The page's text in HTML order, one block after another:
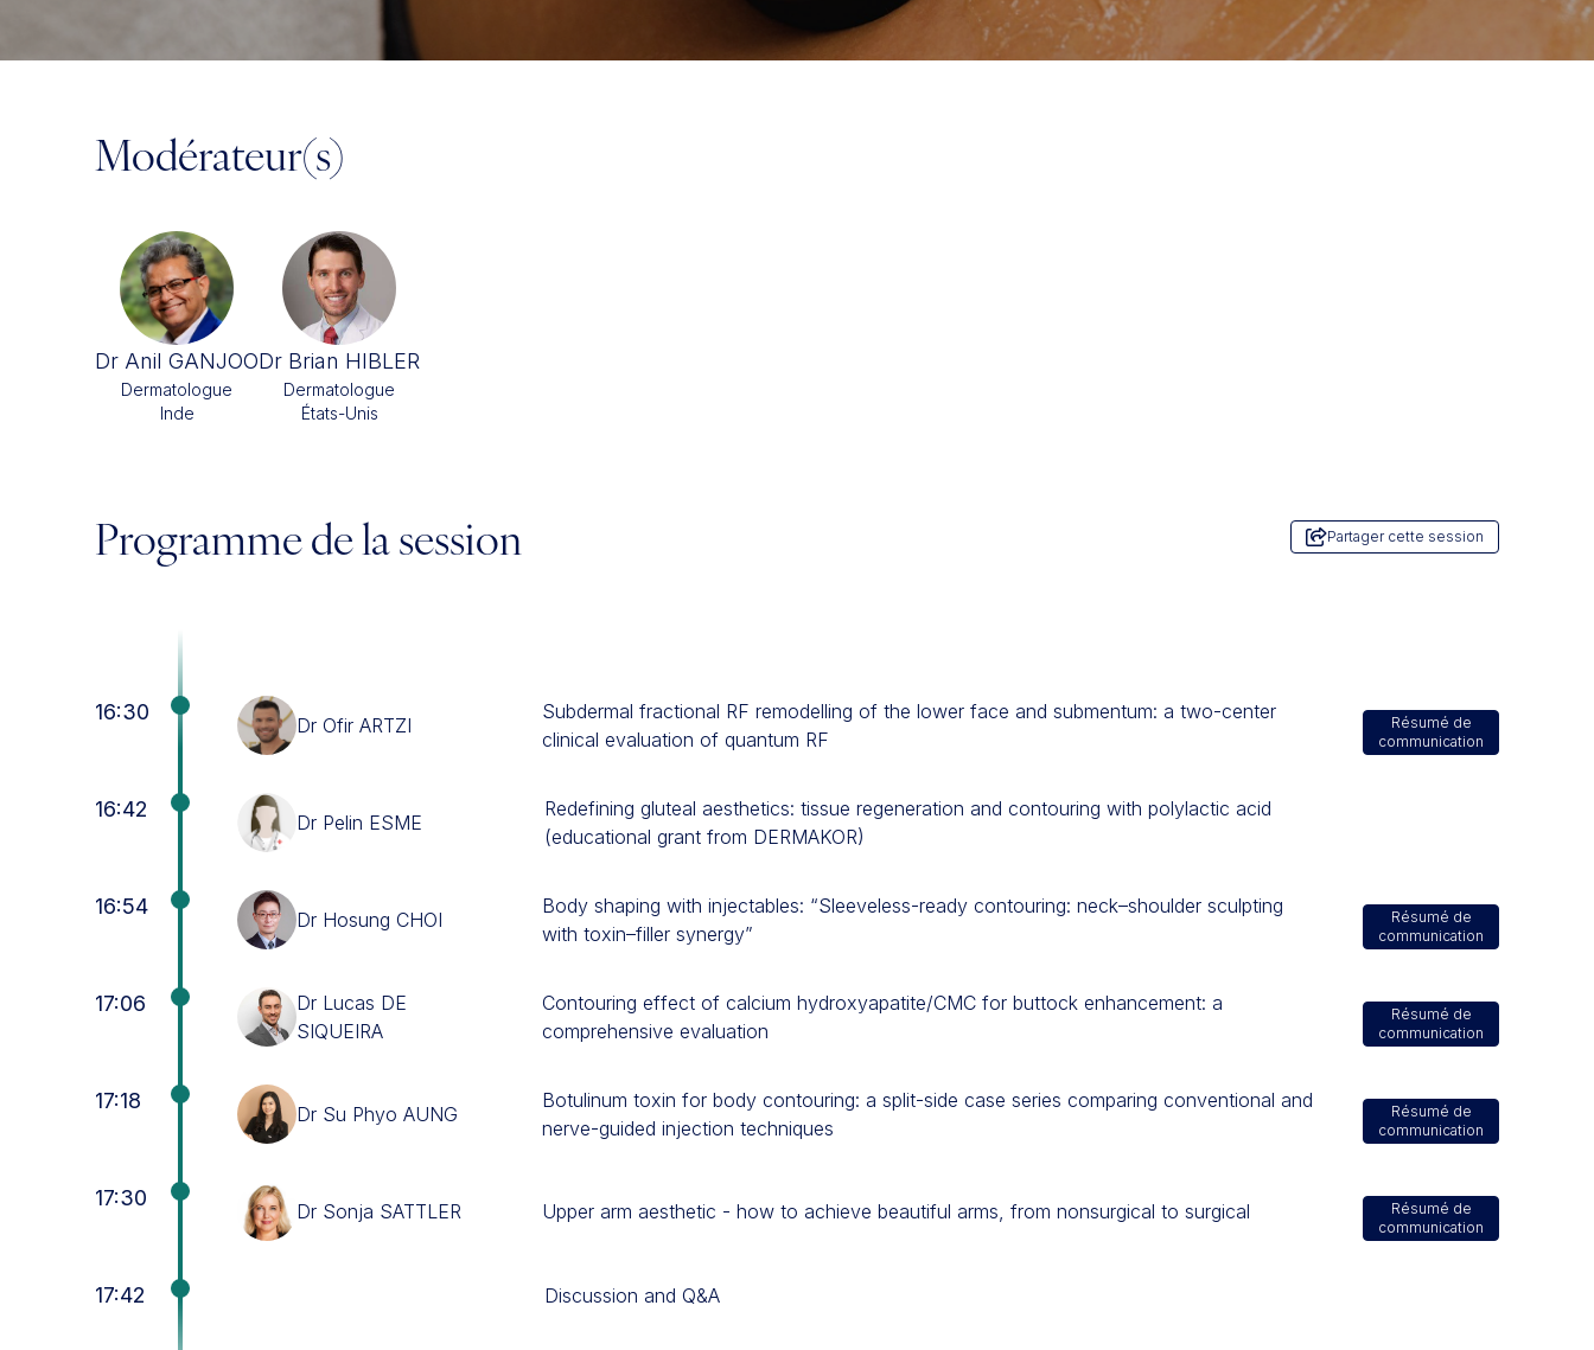
Modérateur(s)
Dr Anil GANJOO
Dermatologue
Inde
Dr Brian HIBLER
Dermatologue
États-Unis
Programme de la session Partager cette session
16:30
Dr Ofir ARTZI
Subdermal fractional RF remodelling of the lower face and submentum: a two-center
clinical evaluation of quantum RF
Résumé de
communication
16:42
Dr Pelin ESME
Redefining gluteal aesthetics: tissue regeneration and contouring with polylactic acid
(educational grant from DERMAKOR)
16:54
Dr Hosung CHOI
Body shaping with injectables: “Sleeveless-ready contouring: neck–shoulder sculpting
with toxin–filler synergy”
Résumé de
communication
17:06
Dr Lucas DE
SIQUEIRA
Contouring effect of calcium hydroxyapatite/CMC for buttock enhancement: a
comprehensive evaluation
Résumé de
communication
17:18
Dr Su Phyo AUNG
Botulinum toxin for body contouring: a split-side case series comparing conventional and
nerve-guided injection techniques
Résumé de
communication
17:30
Dr Sonja SATTLER Upper arm aesthetic - how to achieve beautiful arms, from nonsurgical to surgical
Résumé de
communication
17:42 Discussion and Q&A